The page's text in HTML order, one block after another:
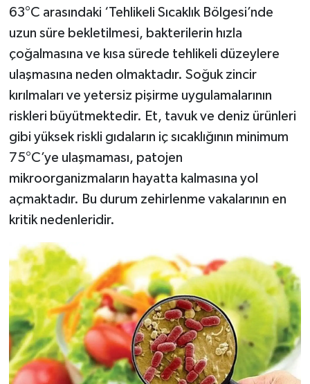
63°C arasındaki ‘Tehlikeli Sıcaklık Bölgesi’nde
uzun süre bekletilmesi, bakterilerin hızla
çoğalmasına ve kısa sürede tehlikeli düzeylere
ulaşmasına neden olmaktadır. Soğuk zincir
kırılmaları ve yetersiz pişirme uygulamalarının
riskleri büyütmektedir. Et, tavuk ve deniz ürünleri
gibi yüksek riskli gıdaların iç sıcaklığının minimum
75°C’ye ulaşmaması, patojen
mikroorganizmaların hayatta kalmasına yol
açmaktadır. Bu durum zehirlenme vakalarının en
kritik nedenleridir.